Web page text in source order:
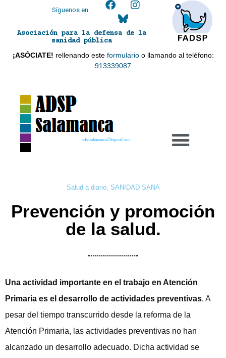
Síguenos en:
Asociación para la defensa de la
sanidad pública
¡ASÓCIATE! rellenando este formularioo llamando al teléfono:
913339087
adspsalamanca21@gmail.com
Salud a diario, SANIDAD SANA
Prevención y promoción
de la salud.
Una actividad importante en el trabajo en Atención
Primaria es el desarrollo de actividades preventivas. A
pesar del tiempo transcurrido desde la reforma de la
Atención Primaria, las actividades preventivas no han
alcanzado un desarrollo adecuado. Dicha actividad se